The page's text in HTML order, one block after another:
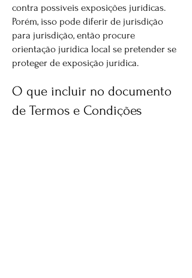
contra possíveis exposições jurídicas.
Porém, isso pode diferir de jurisdição
para jurisdição, então procure
orientação jurídica local se pretender se
proteger de exposição jurídica.
O que incluir no documento
de Termos e Condições